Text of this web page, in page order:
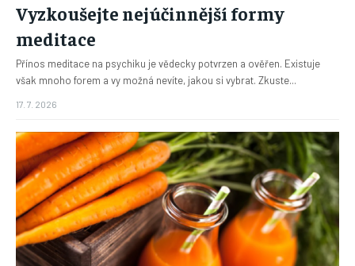
Vyzkoušejte nejúčinnější formy
meditace
Přínos meditace na psychiku je vědecky potvrzen a ověřen. Existuje
však mnoho forem a vy možná nevíte, jakou si vybrat. Zkuste...
17. 7. 2026